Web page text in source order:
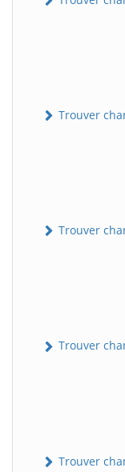
Trouver
Trouver
Trouver
Trouver